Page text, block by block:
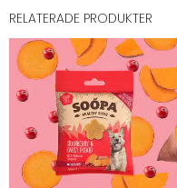
RELATERADE PRODUKTER